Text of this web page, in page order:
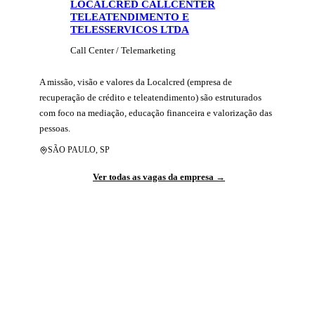
LOCALCRED CALLCENTER
TELEATENDIMENTO E
TELESSERVICOS LTDA
Call Center / Telemarketing
A missão, visão e valores da Localcred (empresa de
recuperação de crédito e teleatendimento) são estruturados
com foco na mediação, educação financeira e valorização das
pessoas.
SÃO PAULO, SP
Ver todas as vagas da empresa →